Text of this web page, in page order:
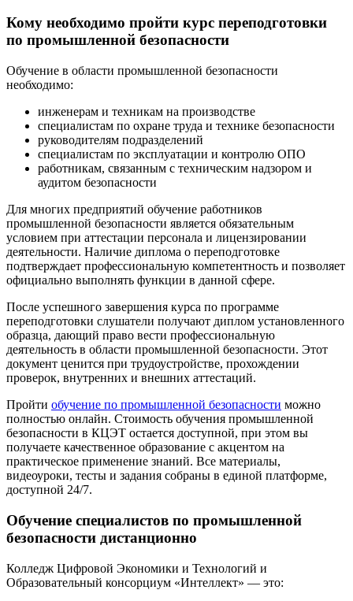
Кому необходимо пройти курс переподготовки
по промышленной безопасности
Обучение в области промышленной безопасности
необходимо:
инженерам и техникам на производстве
специалистам по охране труда и технике безопасности
руководителям подразделений
специалистам по эксплуатации и контролю ОПО
работникам, связанным с техническим надзором и
аудитом безопасности
Для многих предприятий обучение работников
промышленной безопасности является обязательным
условием при аттестации персонала и лицензировании
деятельности. Наличие диплома о переподготовке
подтверждает профессиональную компетентность и позволяет
официально выполнять функции в данной сфере.
После успешного завершения курса по программе
переподготовки слушатели получают диплом установленного
образца, дающий право вести профессиональную
деятельность в области промышленной безопасности. Этот
документ ценится при трудоустройстве, прохождении
проверок, внутренних и внешних аттестаций.
Пройти обучение по промышленной безопасности можно
полностью онлайн. Стоимость обучения промышленной
безопасности в КЦЭТ остается доступной, при этом вы
получаете качественное образование с акцентом на
практическое применение знаний. Все материалы,
видеоуроки, тесты и задания собраны в единой платформе,
доступной 24/7.
Обучение специалистов по промышленной
безопасности дистанционно
Колледж Цифровой Экономики и Технологий и
Образовательный консорциум «Интеллект» — это: